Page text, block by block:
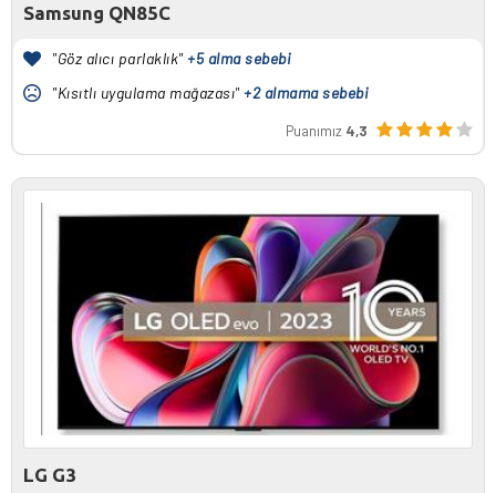
Samsung QN85C
"Göz alıcı parlaklık" +5 alma sebebi
"Kısıtlı uygulama mağazası" +2 almama sebebi
Puanımız 4,3
LG G3